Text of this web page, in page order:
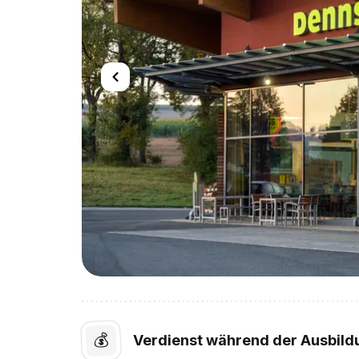
💰 Verdienst während der